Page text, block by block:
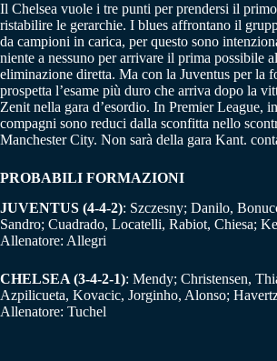
Il Chelsea vuole i tre punti per prendersi il
ristabilire le gerarchie. I blues affrontano il
da campioni in carica, per questo sono
niente a nessuno per arrivare il prima possibile
eliminazione diretta. Ma con la Juventus per la
prospetta l’esame più duro che arriva dopo la
Zenit nella gara d’esordio. In Premier League,
compagni sono reduci dalla sconfitta nello
Manchester City. Non sarà della gara Kant.
PROBABILI FORMAZIONI
JUVENTUS (4-4-2): Szczesny; Danilo,
Sandro; Cuadrado, Locatelli, Rabiot, Chiesa;
Allenatore: Allegri
CHELSEA (3-4-2-1): Mendy; Christensen,
Azpilicueta, Kovacic, Jorginho, Alonso;
Allenatore: Tuchel